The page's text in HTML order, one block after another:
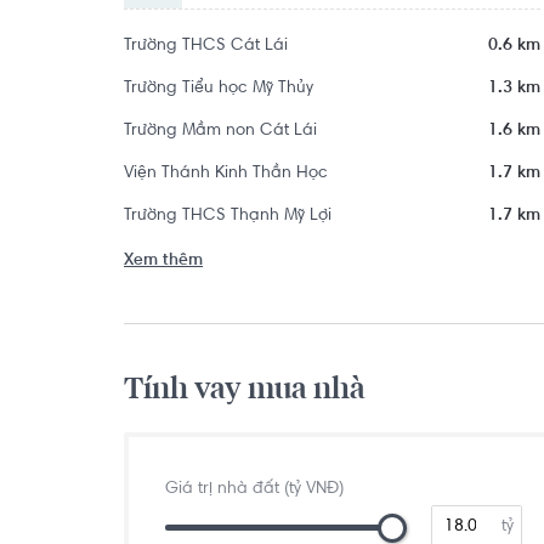
Trường THCS Cát Lái 0.6 km
Trường Tiểu học Mỹ Thủy 1.3 km
Trường Mầm non Cát Lái 1.6 km
Viện Thánh Kinh Thần Học 1.7 km
Trường THCS Thạnh Mỹ Lợi 1.7 km
Xem thêm
Tính vay mua nhà
Giá trị nhà đất (tỷ VNĐ)
tỷ